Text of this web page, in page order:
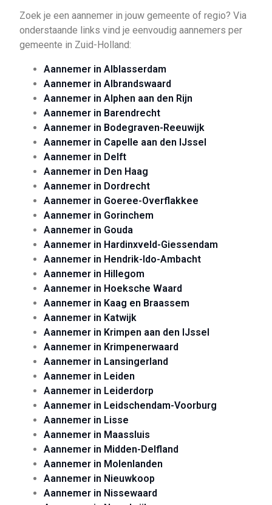
Zoek je een aannemer in jouw gemeente of regio? Via
onderstaande links vind je eenvoudig aannemers per
gemeente in Zuid-Holland:
Aannemer in Alblasserdam
Aannemer in Albrandswaard
Aannemer in Alphen aan den Rijn
Aannemer in Barendrecht
Aannemer in Bodegraven-Reeuwijk
Aannemer in Capelle aan den IJssel
Aannemer in Delft
Aannemer in Den Haag
Aannemer in Dordrecht
Aannemer in Goeree-Overflakkee
Aannemer in Gorinchem
Aannemer in Gouda
Aannemer in Hardinxveld-Giessendam
Aannemer in Hendrik-Ido-Ambacht
Aannemer in Hillegom
Aannemer in Hoeksche Waard
Aannemer in Kaag en Braassem
Aannemer in Katwijk
Aannemer in Krimpen aan den IJssel
Aannemer in Krimpenerwaard
Aannemer in Lansingerland
Aannemer in Leiden
Aannemer in Leiderdorp
Aannemer in Leidschendam-Voorburg
Aannemer in Lisse
Aannemer in Maassluis
Aannemer in Midden-Delfland
Aannemer in Molenlanden
Aannemer in Nieuwkoop
Aannemer in Nissewaard